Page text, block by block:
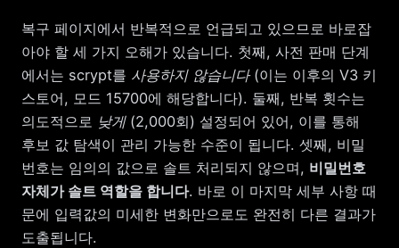
복구 페이지에서 반복적으로 언급되고 있으므로 바로잡
아야 할 세 가지 오해가 있습니다. 첫째, 사전 판매 단계
에서는 scrypt를 사용하지 않습니다(이는 이후의 V3 키
스토어, 모드 15700에 해당합니다). 둘째, 반복 횟수는
의도적으로 낮게(2,000회) 설정되어 있어, 이를 통해
후보 값 탐색이 관리 가능한 수준이 됩니다. 셋째, 비밀
번호는 임의의 값으로 솔트 처리되지 않으며, 비밀번호
자체가 솔트 역할을 합니다. 바로 이 마지막 세부 사항 때
문에 입력값의 미세한 변화만으로도 완전히 다른 결과가
도출됩니다.